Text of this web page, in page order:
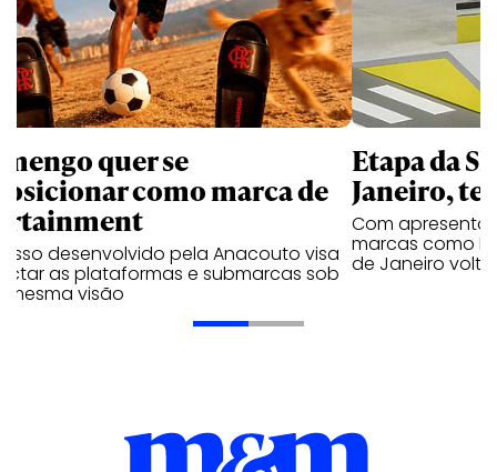
quer se
como marca de
desenvolvido pela Anacouto visa
as plataformas e submarcas sob
mesma visão
Etapa da
Janeiro,
Com
marcas como
de Janeiro